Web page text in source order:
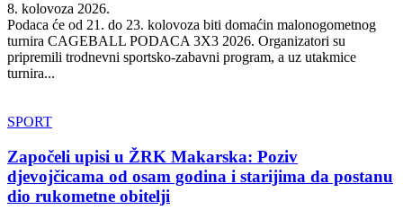
8. kolovoza 2026.
Podaca će od 21. do 23. kolovoza biti domaćin malonogometnog
turnira CAGEBALL PODACA 3X3 2026. Organizatori su
pripremili trodnevni sportsko-zabavni program, a uz utakmice
turnira...
SPORT
Započeli upisi u ŽRK Makarska: Poziv
djevojčicama od osam godina i starijima da postanu
dio rukometne obitelji